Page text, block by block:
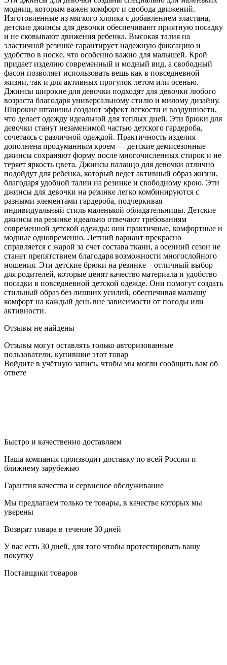
модниц, которым важен комфорт и свобода движений.
Изготовленные из мягкого хлопка с добавлением эластана,
детские джинсы для девочки обеспечивают приятную посадку
и не сковывают движения ребенка. Высокая талия на
эластичной резинке гарантирует надежную фиксацию и
удобство в носке, что особенно важно для малышей. Крой
придает изделию современный и модный вид, а свободный
фасон позволяет использовать вещь как в повседневной
жизни, так и для активных прогулок летом или осенью.
Джинсы широкие для девочки подходят для девочки любого
возраста благодаря универсальному стилю и милому дизайну.
Широкие штанины создают эффект легкости и воздушности,
что делает одежду идеальной для теплых дней. Эти брюки для
девочки станут незаменимой частью детского гардероба,
сочетаясь с различной одеждой. Практичность изделия
дополнена продуманным кроем — детские демисезонные
джинсы сохраняют форму после многочисленных стирок и не
теряет яркость цвета. Джинсы палаццо для девочки отлично
подойдут для ребенка, который ведет активный образ жизни,
благодаря удобной талии на резинке и свободному крою. Эти
джинсы для девочки на резинке легко комбинируются с
разными элементами гардероба, подчеркивая
индивидуальный стиль маленькой обладательницы. Детские
джинсы на резинке идеально отвечают требованиям
современной детской одежды: они практичные, комфортные и
модные одновременно. Летний вариант прекрасно
справляется с жарой за счет состава ткани, а осенний сезон не
станет препятствием благодаря возможности многослойного
ношения. Эти детские брюки на резинке – отличный выбор
для родителей, которые ценят качество материала и удобство
посадки в повседневной детской одежде. Они помогут создать
стильный образ без лишних усилий, обеспечивая малышу
комфорт на каждый день вне зависимости от погоды или
активности.
Отзывы не найдены
Отзывы могут оставлять только авторизованные
пользователи, купившие этот товар
Войдите в учётную запись, чтобы мы могли сообщить вам об
ответе
Быстро и качественно доставляем
Наша компания производит доставку по всей России и
ближнему зарубежью
Гарантия качества и сервисное обслуживание
Мы предлагаем только те товары, в качестве которых мы
уверены
Возврат товара в течение 30 дней
У вас есть 30 дней, для того чтобы протестировать вашу
покупку
Поставщики товаров